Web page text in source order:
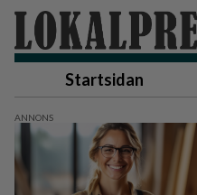
Startsidan